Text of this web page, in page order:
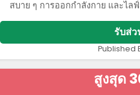
สบาย ๆ การออกกําลังกาย และไล
รับส่ว
Published
สูงสุด